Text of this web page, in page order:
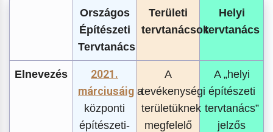
Országos
Építészeti
Tervtanács
Területi
tervtanácsok
Helyi
tervtanács
Elnevezés
2021.
márciusáig a
központi
építészeti-
A
tevékenységi
területüknek
megfelelő
A „helyi
építészeti
tervtanács”
jelzős